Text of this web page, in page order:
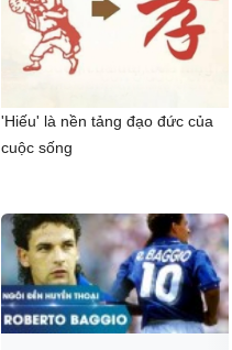
'Hiếu' là nền tảng đạo đức của
cuộc sống